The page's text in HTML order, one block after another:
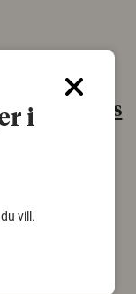
var Sveriges
av en 2000 år
i
vill.